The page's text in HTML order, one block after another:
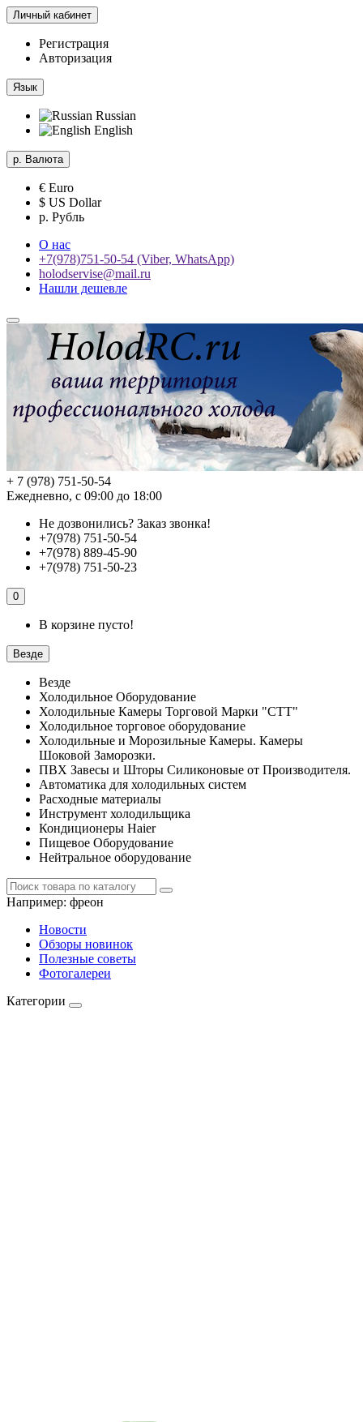
Личный кабинет
Регистрация
Авторизация
Язык
Russian
English
р. Валюта
€ Euro
$ US Dollar
р. Рубль
О нас
+7(978)751-50-54 (Viber, WhatsApp)
holodservise@mail.ru
Нашли дешевле
+ 7 (978) 751-50-54
Ежедневно, с 09:00 до 18:00
Не дозвонились? Заказ звонка!
+7(978) 751-50-54
+7(978) 889-45-90
+7(978) 751-50-23
0
В корзине пусто!
Везде
Везде
Холодильное Оборудование
Холодильные Камеры Торговой Марки "СТТ"
Холодильное торговое оборудование
Холодильные и Морозильные Камеры. Камеры
Шоковой Заморозки.
ПВХ Завесы и Шторы Силиконовые от Производителя.
Автоматика для холодильных систем
Расходные материалы
Инструмент холодильщика
Кондиционеры Haier
Пищевое Оборудование
Нейтральное оборудование
Например: фреон
Новости
Обзоры новинок
Полезные советы
Фотогалереи
Категории